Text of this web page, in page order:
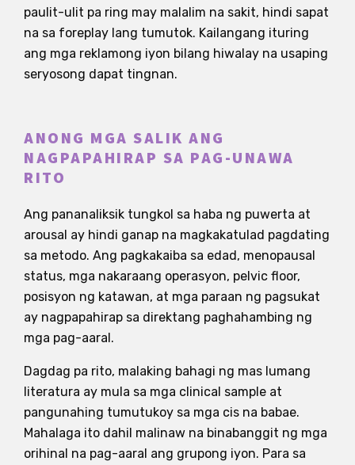
paulit-ulit pa ring may malalim na sakit, hindi sapat
na sa foreplay lang tumutok. Kailangang ituring
ang mga reklamong iyon bilang hiwalay na usaping
seryosong dapat tingnan.
ANONG MGA SALIK ANG
NAGPAPAHIRAP SA PAG-UNAWA
RITO
Ang pananaliksik tungkol sa haba ng puwerta at
arousal ay hindi ganap na magkakatulad pagdating
sa metodo. Ang pagkakaiba sa edad, menopausal
status, mga nakaraang operasyon, pelvic floor,
posisyon ng katawan, at mga paraan ng pagsukat
ay nagpapahirap sa direktang paghahambing ng
mga pag-aaral.
Dagdag pa rito, malaking bahagi ng mas lumang
literatura ay mula sa mga clinical sample at
pangunahing tumutukoy sa mga cis na babae.
Mahalaga ito dahil malinaw na binabanggit ng mga
orihinal na pag-aaral ang grupong iyon. Para sa